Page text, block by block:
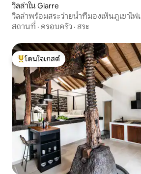
วิลล่าใน Giarre
วิลล่าพร้อมสระว่ายน้ำที่มองเห็นภูเขาไฟ
สถานที่ · ครอบครัว · สระ
โดนใจเกสต์ที่สุด
โดนใจเกสต์